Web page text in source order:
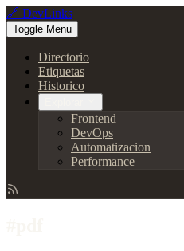
🔗 DevLinks
Toggle Menu
Directorio
Etiquetas
Historico
Frontend
DevOps
Automatizacion
Performance